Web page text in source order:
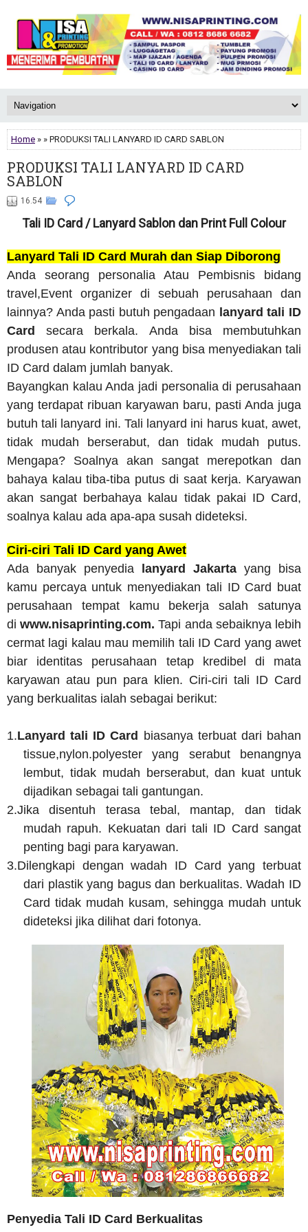
Home » » PRODUKSI TALI LANYARD ID CARD SABLON
PRODUKSI TALI LANYARD ID CARD
SABLON
16.54
Tali ID Card / Lanyard Sablon dan Print Full Colour
Lanyard Tali ID Card Murah dan Siap Diborong
Anda seorang personalia Atau Pembisnis bidang
travel,Event organizer di sebuah perusahaan dan
lainnya? Anda pasti butuh pengadaan lanyard tali ID
Cardsecara berkala. Anda bisa membutuhkan
produsen atau kontributor yang bisa menyediakan tali
ID Card dalam jumlah banyak.
Bayangkan kalau Anda jadi personalia di perusahaan
yang terdapat ribuan karyawan baru, pasti Anda juga
butuh tali lanyard ini. Tali lanyard ini harus kuat, awet,
tidak mudah berserabut, dan tidak mudah putus.
Mengapa? Soalnya akan sangat merepotkan dan
bahaya kalau tiba-tiba putus di saat kerja. Karyawan
akan sangat berbahaya kalau tidak pakai ID Card,
soalnya kalau ada apa-apa susah dideteksi.
Ciri-ciri Tali ID Card yang Awet
Ada banyak penyedia
lanyard Jakarta yang bisa
kamu percaya untuk menyediakan tali ID Card buat
perusahaan tempat kamu bekerja salah satunya
di www.nisaprinting.com. Tapi anda sebaiknya lebih
cermat lagi kalau mau memilih tali ID Card yang awet
biar identitas perusahaan tetap kredibel di mata
karyawan atau pun para klien. Ciri-ciri tali ID Card
yang berkualitas ialah sebagai berikut:
1.Lanyard tali ID Card
biasanya terbuat dari bahan
tissue,nylon.polyester yang serabut benangnya
lembut, tidak mudah berserabut, dan kuat untuk
dijadikan sebagai tali gantungan.
2.Jika disentuh terasa tebal, mantap, dan tidak
mudah rapuh. Kekuatan dari tali ID Card sangat
penting bagi para karyawan.
3.Dilengkapi dengan wadah ID Card yang terbuat
dari plastik yang bagus dan berkualitas. Wadah ID
Card tidak mudah kusam, sehingga mudah untuk
dideteksi jika dilihat dari fotonya.
Penyedia Tali ID Card Berkualitas